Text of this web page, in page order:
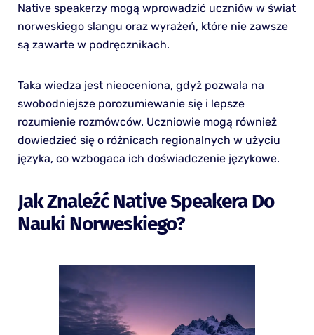
Native speakerzy mogą wprowadzić uczniów w świat
norweskiego slangu oraz wyrażeń, które nie zawsze
są zawarte w podręcznikach.
Taka wiedza jest nieoceniona, gdyż pozwala na
swobodniejsze porozumiewanie się i lepsze
rozumienie rozmówców. Uczniowie mogą również
dowiedzieć się o różnicach regionalnych w użyciu
języka, co wzbogaca ich doświadczenie językowe.
Jak Znaleźć Native Speakera Do
Nauki Norweskiego?